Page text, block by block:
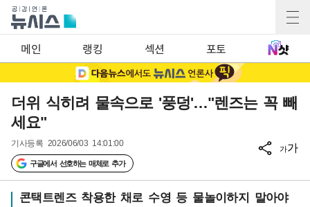
메인 랭킹 섹션 포토
더위 식히려 물속으로 '풍덩'…"렌즈는 꼭 빼
세요"
기사등록 2026/06/03 14:01:00
구글에서 선호하는 매체로 추가
가가
콘택트렌즈 착용한 채로 수영 등 물놀이하지 말아야